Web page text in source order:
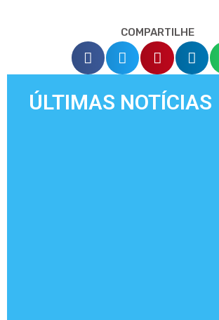
COMPARTILHE
ÚLTIMAS NOTÍCIAS